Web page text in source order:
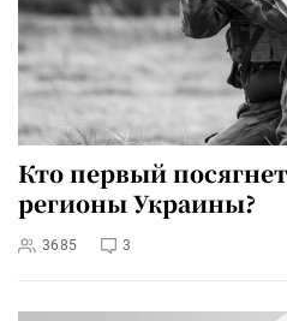
Кто первый
регионы Украины?
3685 3